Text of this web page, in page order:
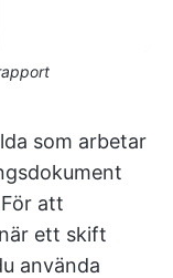
som arbetar
att
ett skift
använda